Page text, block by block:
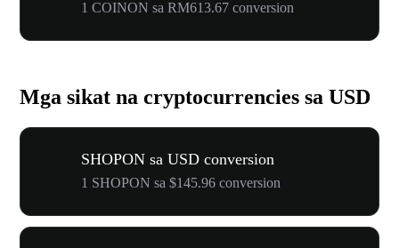
1 COINON sa RM613.67 conversion
Mga sikat na cryptocurrencies sa USD
SHOPON sa USD conversion
1 SHOPON sa $145.96 conversion